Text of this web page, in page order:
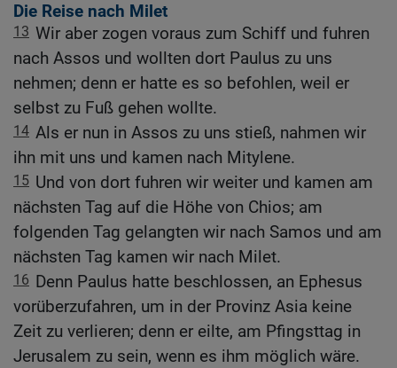
Die Reise nach Milet
13 Wir aber zogen voraus zum Schiff und fuhren
nach Assos und wollten dort Paulus zu uns
nehmen; denn er hatte es so befohlen, weil er
selbst zu Fuß gehen wollte.
14 Als er nun in Assos zu uns stieß, nahmen wir
ihn mit uns und kamen nach Mitylene.
15 Und von dort fuhren wir weiter und kamen am
nächsten Tag auf die Höhe von Chios; am
folgenden Tag gelangten wir nach Samos und am
nächsten Tag kamen wir nach Milet.
16 Denn Paulus hatte beschlossen, an Ephesus
vorüberzufahren, um in der Provinz Asia keine
Zeit zu verlieren; denn er eilte, am Pfingsttag in
Jerusalem zu sein, wenn es ihm möglich wäre.